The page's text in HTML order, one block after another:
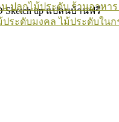
up แปลนบ้านฟรี
นปลูกไม้ประดับร้านอาหาร
ประดับมงคล ไม้ประดับในก